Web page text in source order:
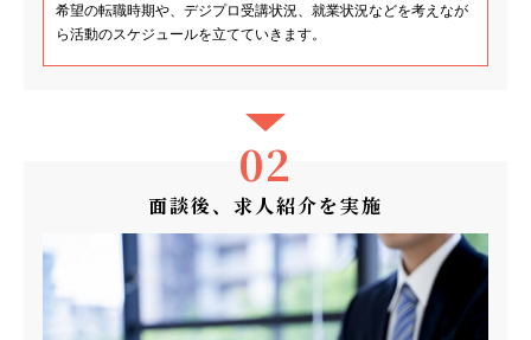
希望の転職時期や、デジプロ受講状況、就業状況などを考えなが
ら活動のスケジュールを立てていきます。
02
面談後、求人紹介を実施